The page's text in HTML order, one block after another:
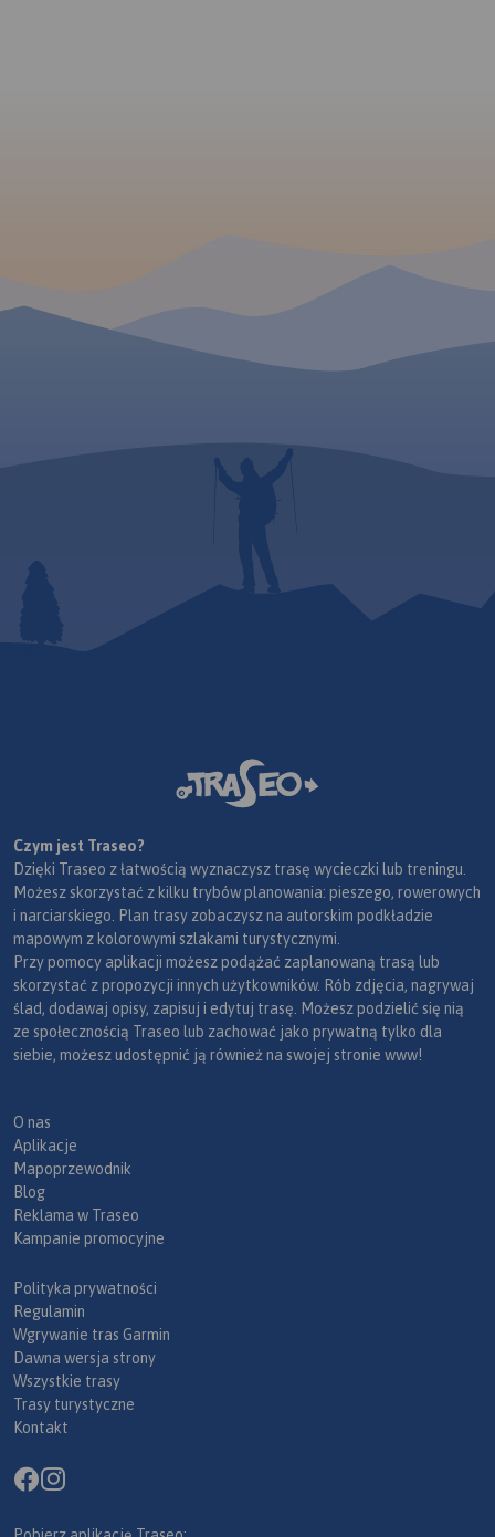
Czym jest Traseo?
Dzięki Traseo z łatwością wyznaczysz trasę wycieczki lub treningu.
Możesz skorzystać z kilku trybów planowania: pieszego, rowerowych
i narciarskiego. Plan trasy zobaczysz na autorskim podkładzie
mapowym z kolorowymi szlakami turystycznymi.
Przy pomocy aplikacji możesz podążać zaplanowaną trasą lub
skorzystać z propozycji innych użytkowników. Rób zdjęcia, nagrywaj
ślad, dodawaj opisy, zapisuj i edytuj trasę. Możesz podzielić się nią
ze społecznością Traseo lub zachować jako prywatną tylko dla
siebie, możesz udostępnić ją również na swojej stronie www!
O nas
Aplikacje
Mapoprzewodnik
Blog
Reklama w Traseo
Kampanie promocyjne
Polityka prywatności
Regulamin
Wgrywanie tras Garmin
Dawna wersja strony
Wszystkie trasy
Trasy turystyczne
Kontakt